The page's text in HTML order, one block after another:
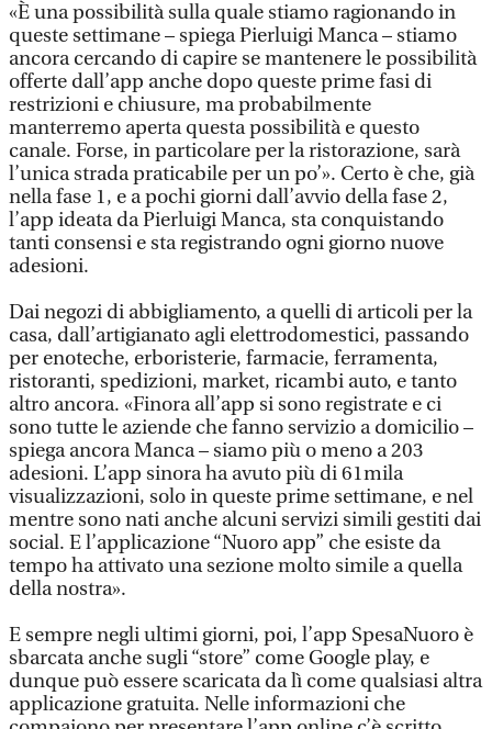
«È una possibilità sulla quale stiamo ragionando in
queste settimane – spiega Pierluigi Manca – stiamo
ancora cercando di capire se mantenere le possibilità
offerte dall’app anche dopo queste prime fasi di
restrizioni e chiusure, ma probabilmente
manterremo aperta questa possibilità e questo
canale. Forse, in particolare per la ristorazione, sarà
l’unica strada praticabile per un po’». Certo è che, già
nella fase 1, e a pochi giorni dall’avvio della fase 2,
l’app ideata da Pierluigi Manca, sta conquistando
tanti consensi e sta registrando ogni giorno nuove
adesioni.
Dai negozi di abbigliamento, a quelli di articoli per la
casa, dall’artigianato agli elettrodomestici, passando
per enoteche, erboristerie, farmacie, ferramenta,
ristoranti, spedizioni, market, ricambi auto, e tanto
altro ancora. «Finora all’app si sono registrate e ci
sono tutte le aziende che fanno servizio a domicilio –
spiega ancora Manca – siamo più o meno a 203
adesioni. L’app sinora ha avuto più di 61mila
visualizzazioni, solo in queste prime settimane, e nel
mentre sono nati anche alcuni servizi simili gestiti dai
social. E l’applicazione “Nuoro app” che esiste da
tempo ha attivato una sezione molto simile a quella
della nostra».
E sempre negli ultimi giorni, poi, l’app SpesaNuoro è
sbarcata anche sugli “store” come Google play, e
dunque può essere scaricata da lì come qualsiasi altra
applicazione gratuita. Nelle informazioni che